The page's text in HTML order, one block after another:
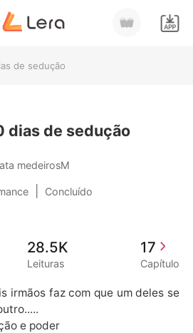
de sedução
dias de sedução
medeirosM
Concluído
28.5K
Leituras
17
Capítulo
irmãos faz com que um deles se
e poder